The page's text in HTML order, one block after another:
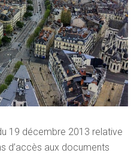
19 décembre 2013 relative
d’accès aux documents